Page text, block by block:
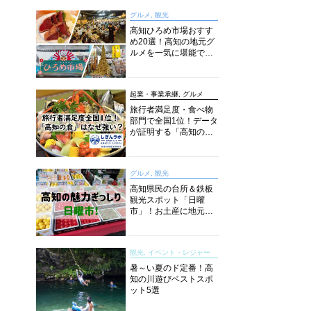
グルメ, 観光
高知ひろめ市場おすす
め20選！高知の地元グ
ルメを一気に堪能でき
起業・事業承継, グルメ
旅行者満足度・食べ物
部門で全国1位！データ
が証明する「高知の
グルメ, 観光
高知県民の台所＆鉄板
観光スポット「日曜
市」！お土産に地元野
説！
観光, イベント・レジャー
暑～い夏のド定番！高
知の川遊びベストスポ
ット5選